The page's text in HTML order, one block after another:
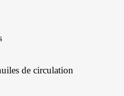
de circulation